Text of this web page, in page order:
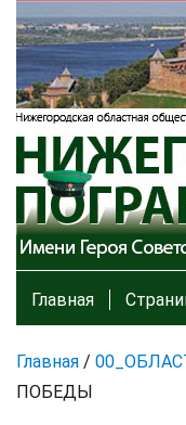
Главная
Главная /
ПОБЕДЫ